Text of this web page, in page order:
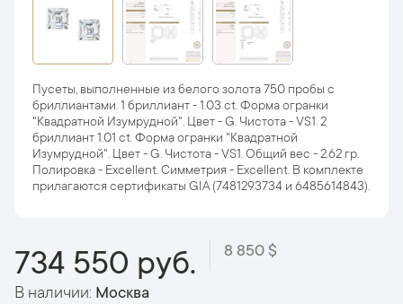
Пусеты, выполненные из белого золота 750 пробы с
бриллиантами. 1 бриллиант - 1.03 ct. Форма огранки
"Квадратной Изумрудной". Цвет - G. Чистота - VS1. 2
бриллиант 1.01 ct. Форма огранки "Квадратной
Изумрудной". Цвет - G. Чистота - VS1. Общий вес - 2.62 гр.
Полировка - Excellent. Симметрия - Excellent. В комплекте
прилагаются сертификаты GIA (7481293734 и 6485614843).
734 550 руб. 8 850 $
В наличии: Москва